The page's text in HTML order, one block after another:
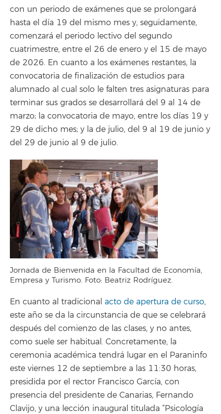
con un periodo de exámenes que se prolongará
hasta el día 19 del mismo mes y, seguidamente,
comenzará el periodo lectivo del segundo
cuatrimestre, entre el 26 de enero y el 15 de mayo
de 2026. En cuanto a los exámenes restantes, la
convocatoria de finalización de estudios para
alumnado al cual solo le falten tres asignaturas para
terminar sus grados se desarrollará del 9 al 14 de
marzo; la convocatoria de mayo, entre los días 19 y
29 de dicho mes; y la de julio, del 9 al 19 de junio y
del 29 de junio al 9 de julio.
Jornada de Bienvenida en la Facultad de Economía,
Empresa y Turismo. Foto: Beatriz Rodríguez.
En cuanto al tradicional acto de apertura de curso,
este año se da la circunstancia de que se celebrará
después del comienzo de las clases, y no antes,
como suele ser habitual. Concretamente, la
ceremonia académica tendrá lugar en el Paraninfo
este viernes 12 de septiembre a las 11:30 horas,
presidida por el rector Francisco García, con
presencia del presidente de Canarias, Fernando
Clavijo, y una lección inaugural titulada “Psicología